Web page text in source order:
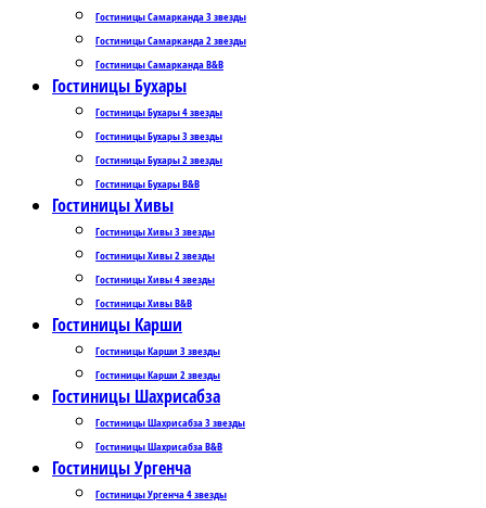
Гостиницы Самарканда 3 звезды
Гостиницы Самарканда 2 звезды
Гостиницы Самарканда B&B
Гостиницы Бухары
Гостиницы Бухары 4 звезды
Гостиницы Бухары 3 звезды
Гостиницы Бухары 2 звезды
Гостиницы Бухары B&B
Гостиницы Хивы
Гостиницы Хивы 3 звезды
Гостиницы Хивы 2 звезды
Гостиницы Хивы 4 звезды
Гостиницы Хивы B&B
Гостиницы Карши
Гостиницы Карши 3 звезды
Гостиницы Карши 2 звезды
Гостиницы Шахрисабза
Гостиницы Шахрисабза 3 звезды
Гостиницы Шахрисабза B&B
Гостиницы Ургенча
Гостиницы Ургенча 4 звезды